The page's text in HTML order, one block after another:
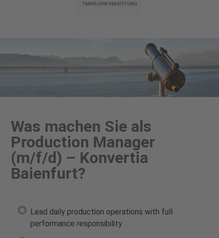
TARIFLICHE VERGÜTUNG
Was machen Sie als
Production Manager
(m/f/d) – Konvertia
Baienfurt?
Lead daily production operations with full
performance responsibility